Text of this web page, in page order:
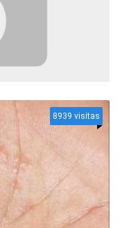
8939 visitas